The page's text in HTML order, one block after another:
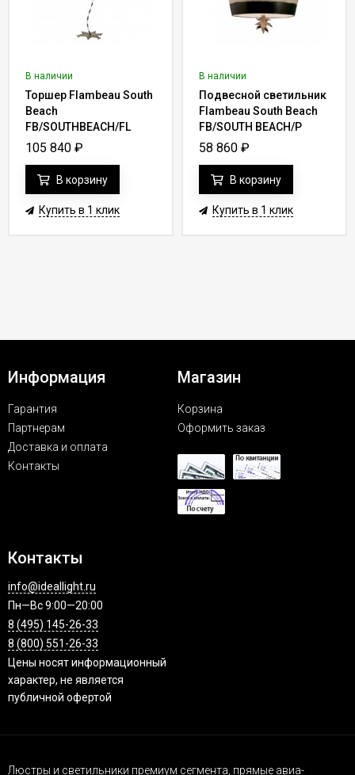
В наличии
Торшер Flambeau South
Beach
FB/SOUTHBEACH/FL
105 840 ₽
В корзину
Купить в 1 клик
В наличии
Подвесной светильник
Flambeau South Beach
FB/SOUTH BEACH/P
58 860 ₽
В корзину
Купить в 1 клик
Информация
Гарантия
Партнерам
Доставка и оплата
Контакты
Магазин
Корзина
Оформить заказ
Контакты
info@ideallight.ru
Пн—Вс 9:00—20:00
8 (495) 145-26-33
8 (800) 551-26-33
Цены носят информационный
характер, не является
публичной офертой
Люстры и светильники премиум сегмента, прямые авиа-